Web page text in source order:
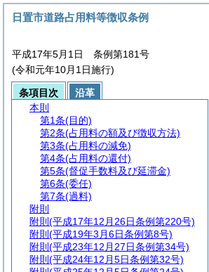
日置市道路占用料等徴収条例
平成17年5月1日 条例第181号
(令和元年10月1日施行)
条項目次
沿革
本則
第1条(目的)
第2条(占用料の額及び徴収方法)
第3条(占用料の減免)
第4条(占用料の還付)
第5条(督促手数料及び延滞金)
第6条(委任)
第7条(過料)
附則
附則 (平成17年12月26日条例第220号)
附則 (平成19年3月6日条例第8号)
附則 (平成23年12月27日条例第34号)
附則 (平成24年12月5日条例第32号)